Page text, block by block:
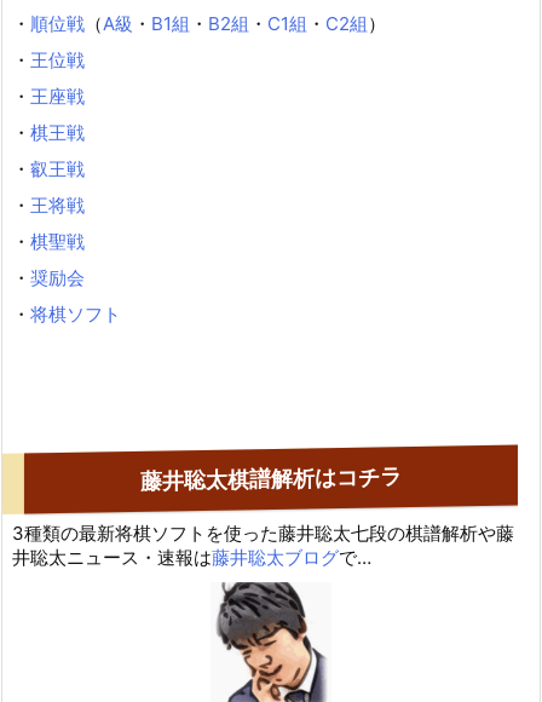
・ 順位戦 （A級 ・ B1組 ・ B2組 ・ C1組 ・ C2組 ）
・ 王位戦
・ 王座戦
・ 棋王戦
・ 叡王戦
・ 王将戦
・ 棋聖戦
・ 奨励会
・ 将棋ソフト
藤井聡太棋譜解析はコチラ
3種類の最新将棋ソフトを使った藤井聡太七段の棋譜解析や藤
井聡太ニュース・速報は藤井聡太ブログで…